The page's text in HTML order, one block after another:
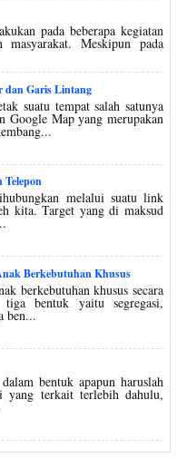
pada beberapa kegiatan
Meskipun pada
dan Garis Lintang
suatu tempat salah satunya
Google Map yang merupakan
Telepon
melalui suatu link
kita. Target yang di maksud
Berkebutuhan Khusus
berkebutuhan khusus secara
bentuk yaitu segregasi,
ben...
bentuk apapun haruslah
yang terkait terlebih dahulu,